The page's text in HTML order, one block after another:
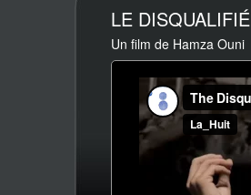
LE DISQUALIFIÉ
Un film de Hamza Ouni